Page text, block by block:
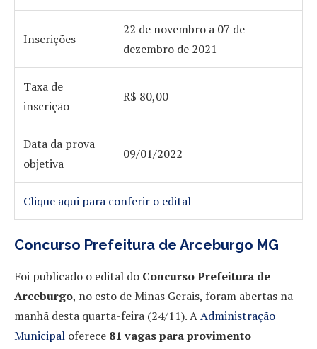
Inscrições
22 de novembro a 07 de
dezembro de 2021
Taxa de
inscrição
R$ 80,00
Data da prova
objetiva
09/01/2022
Clique aqui para conferir o edital
Concurso Prefeitura de Arceburgo MG
Foi publicado o edital do Concurso Prefeitura de
Arceburgo, no esto de Minas Gerais, foram abertas na
manhã desta quarta-feira (24/11). AAdministração
Municipal oferece 81 vagas para provimento